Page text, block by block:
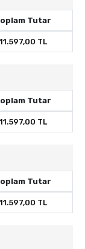
Tutar
11.597,00 TL
Tutar
11.597,00 TL
Tutar
11.597,00 TL